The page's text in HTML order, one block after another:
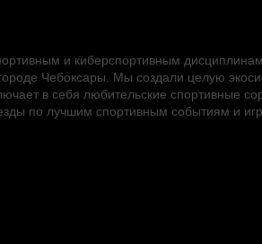
и киберспортивным
Чебоксары. Мы создали целую
в себя любительские спортивные
по лучшим спортивным событиям и